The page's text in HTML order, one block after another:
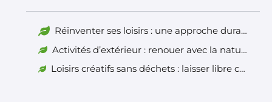
Réinventer ses loisirs : une approche durable
Activités d’extérieur : renouer avec la nature sans déchets
Loisirs créatifs sans déchets : laisser libre cours à son imagination